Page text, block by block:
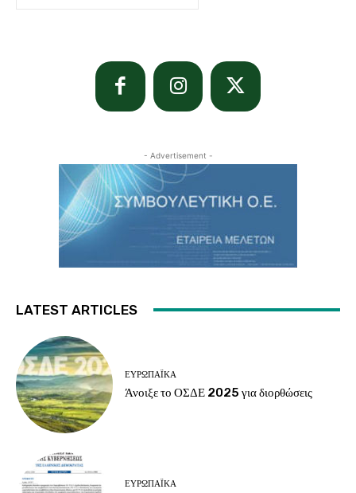
- Advertisement -
LATEST ARTICLES
ΕΥΡΩΠΑΪΚΆ
Άνοιξε το ΟΣΔΕ 2025 για διορθώσεις
ΕΥΡΩΠΑΪΚΆ